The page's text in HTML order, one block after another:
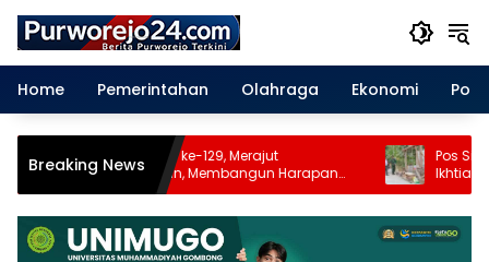
Langsung
konten
Home
Pemerintahan Olahraga Ekonomi
Breaking News
TMMD Reguler ke-129, Merajut
Kebersamaan, Membangun Harapan
dan Kesejahteraan Warga
Pos
Ikhtiar Warga
Aman